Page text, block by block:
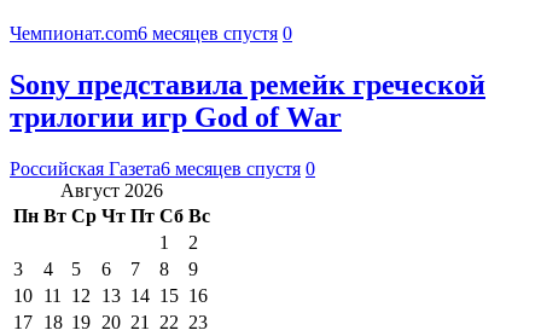
Чемпионат.com6 месяцев спустя 0
Sony представила ремейк греческой
трилогии игр God of War
Российская Газета6 месяцев спустя 0
Август 2026
Пн Вт Ср Чт Пт Сб Вс
1
2
3
4 5 6 7 8
9
10 11 12 13 14 15 16
17 18 19 20 21 22 23